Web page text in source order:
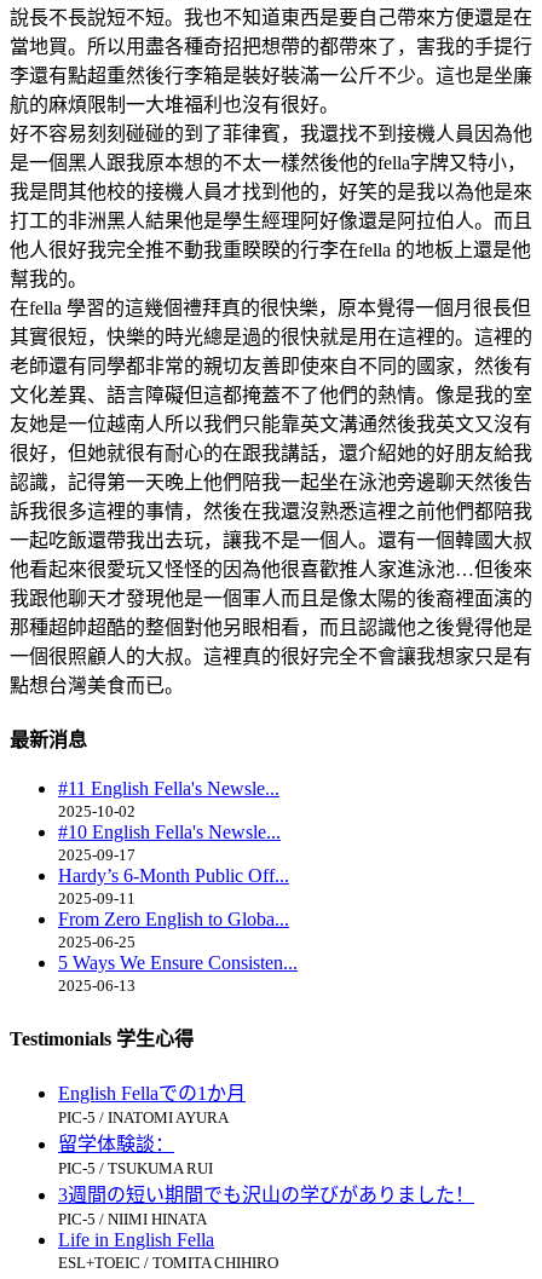
說長不長說短不短。我也不知道東西是要自己帶來方便還是在
當地買。所以用盡各種奇招把想帶的都帶來了，害我的手提行
李還有點超重然後行李箱是裝好裝滿一公斤不少。這也是坐廉
航的麻煩限制一大堆福利也沒有很好。
好不容易刻刻碰碰的到了菲律賓，我還找不到接機人員因為他
是一個黑人跟我原本想的不太一樣然後他的fella字牌又特小，
我是問其他校的接機人員才找到他的，好笑的是我以為他是來
打工的非洲黑人結果他是學生經理阿好像還是阿拉伯人。而且
他人很好我完全推不動我重睽睽的行李在fella 的地板上還是他
幫我的。
在fella 學習的這幾個禮拜真的很快樂，原本覺得一個月很長但
其實很短，快樂的時光總是過的很快就是用在這裡的。這裡的
老師還有同學都非常的親切友善即使來自不同的國家，然後有
文化差異、語言障礙但這都掩蓋不了他們的熱情。像是我的室
友她是一位越南人所以我們只能靠英文溝通然後我英文又沒有
很好，但她就很有耐心的在跟我講話，還介紹她的好朋友給我
認識，記得第一天晚上他們陪我一起坐在泳池旁邊聊天然後告
訴我很多這裡的事情，然後在我還沒熟悉這裡之前他們都陪我
一起吃飯還帶我出去玩，讓我不是一個人。還有一個韓國大叔
他看起來很愛玩又怪怪的因為他很喜歡推人家進泳池…但後來
我跟他聊天才發現他是一個軍人而且是像太陽的後裔裡面演的
那種超帥超酷的整個對他另眼相看，而且認識他之後覺得他是
一個很照顧人的大叔。這裡真的很好完全不會讓我想家只是有
點想台灣美食而已。
最新消息
#11 English Fella's Newsle...
2025-10-02
#10 English Fella's Newsle...
2025-09-17
Hardy’s 6-Month Public Off...
2025-09-11
From Zero English to Globa...
2025-06-25
5 Ways We Ensure Consisten...
2025-06-13
Testimonials 学生心得
English Fellaでの1か月
PIC-5 / INATOMI AYURA
留学体験談：
PIC-5 / TSUKUMA RUI
3週間の短い期間でも沢山の学びがありました！
PIC-5 / NIIMI HINATA
Life in English Fella
ESL+TOEIC / TOMITA CHIHIRO